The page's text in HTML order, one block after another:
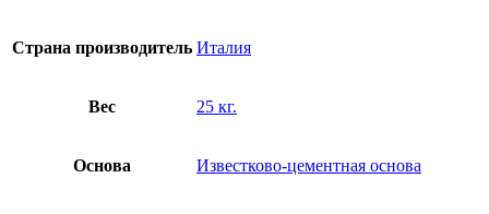
Страна производитель Италия
Вес 25 кг.
Основа Известково-цементная основа